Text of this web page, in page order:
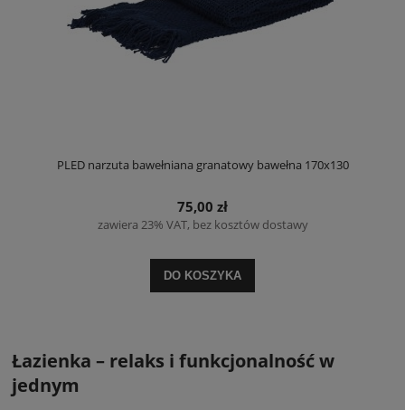
PLED narzuta bawełniana granatowy bawełna 170x130
75,00 zł
zawiera 23% VAT, bez kosztów dostawy
DO KOSZYKA
Łazienka – relaks i funkcjonalność w
jednym